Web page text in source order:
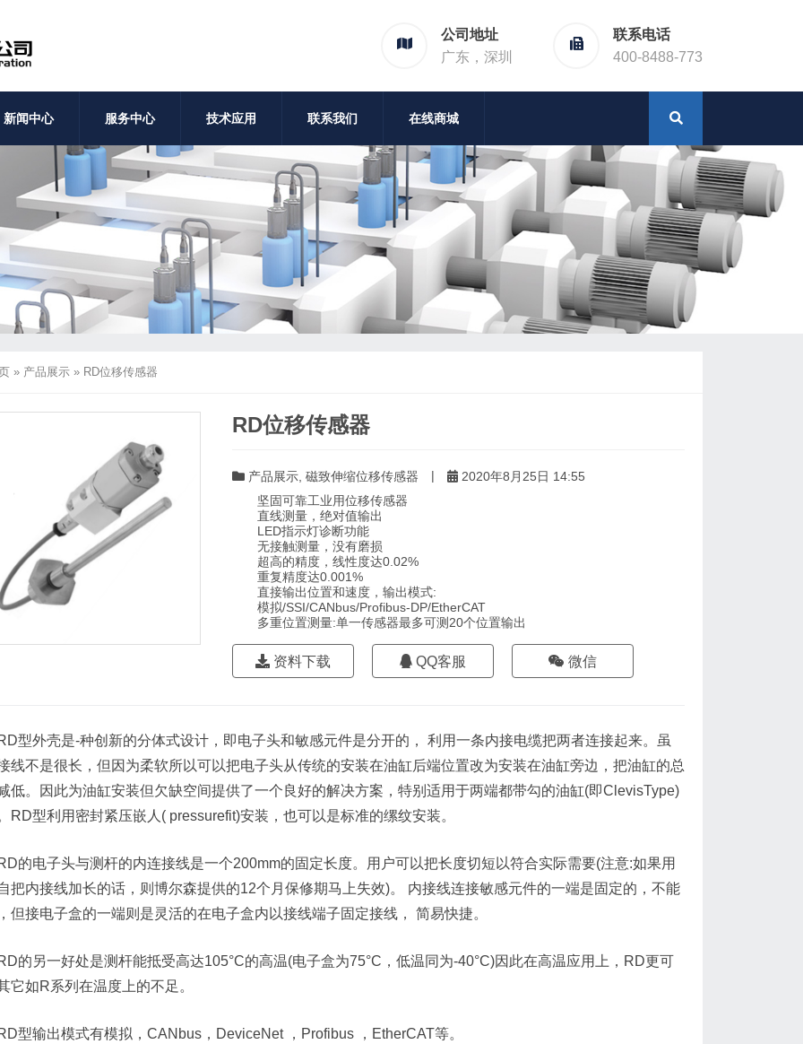
公司地址
广东，深圳
联系电话
400-8488-773
新闻中心 服务中心 技术应用 联系我们 在线商城
» 产品展示 » RD位移传感器
RD位移传感器
产品展示 磁致伸缩位移传感器 |
2020年8月25日 14:55
坚固可靠工业用位移传感器
直线测量，绝对值输出
LED指示灯诊断功能
无接触测量，没有磨损
超高的精度，线性度达0.02%
重复精度达0.001%
直接输出位置和速度，输出模式:
模拟/SSI/CANbus/Profibus-DP/EtherCAT
多重位置测量:单一传感器最多可测20个位置输出
资料下载 QQ客服 微信
型外壳是-种创新的分体式设计，即电子头和敏感元件是分开的， 利用一条内接电缆把两者连接起来。虽
线不是很长，但因为柔软所以可以把电子头从传统的安装在油缸后端位置改为安装在油缸旁边，把油缸的总
低。因此为油缸安装但欠缺空间提供了一个良好的解决方案，特别适用于两端都带勾的油缸(即ClevisType)
RD型利用密封紧压嵌人( pressurefit)安装，也可以是标准的缧纹安装。
的电子头与测杆的内连接线是一个200mm的固定长度。用户可以把长度切短以符合实际需要(注意:如果用
把内接线加长的话，则博尔森提供的12个月保修期马上失效)。 内接线连接敏感元件的一端是固定的，不能
但接电子盒的一端则是灵活的在电子盒内以接线端子固定接线， 简易快捷。
的另一好处是测杆能抵受高达105°C的高温(电子盒为75°C，低温同为-40°C)因此在高温应用上，RD更可
它如R系列在温度上的不足。
型输出模式有模拟，CANbus，DeviceNet ，Profibus ，EtherCAT等。